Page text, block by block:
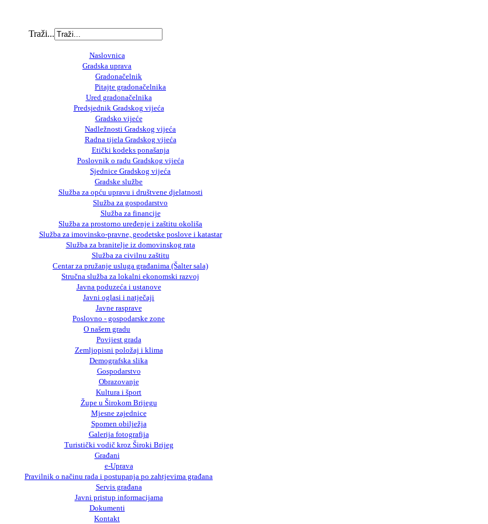
Traži...
Naslovnica
Gradska uprava
Gradonačelnik
Pitajte gradonačelnika
Ured gradonačelnika
Predsjednik Gradskog vijeća
Gradsko vijeće
Nadležnosti Gradskog vijeća
Radna tijela Gradskog vijeća
Etički kodeks ponašanja
Poslovnik o radu Gradskog vijeća
Sjednice Gradskog vijeća
Gradske službe
Služba za opću upravu i društvene djelatnosti
Služba za gospodarstvo
Služba za financije
Služba za prostorno uređenje i zaštitu okoliša
Služba za imovinsko-pravne, geodetske poslove i katastar
Služba za branitelje iz domovinskog rata
Služba za civilnu zaštitu
Centar za pružanje usluga građanima (Šalter sala)
Stručna služba za lokalni ekonomski razvoj
Javna poduzeća i ustanove
Javni oglasi i natječaji
Javne rasprave
Poslovno - gospodarske zone
O našem gradu
Povijest grada
Zemljopisni položaj i klima
Demografska slika
Gospodarstvo
Obrazovanje
Kultura i šport
Župe u Širokom Brijegu
Mjesne zajednice
Spomen obilježja
Galerija fotografija
Turistički vodič kroz Široki Brijeg
Građani
e-Uprava
Pravilnik o načinu rada i postupanja po zahtjevima građana
Servis građana
Javni pristup informacijama
Dokumenti
Kontakt